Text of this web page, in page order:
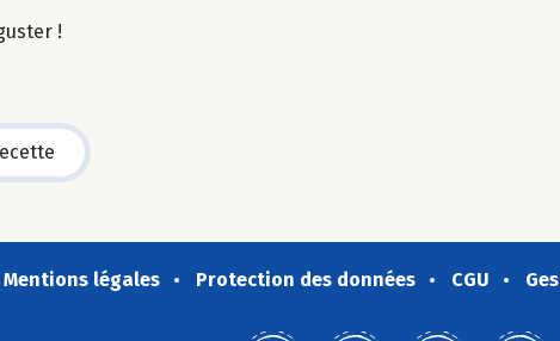
!
Mentions légales Protection des données CGU